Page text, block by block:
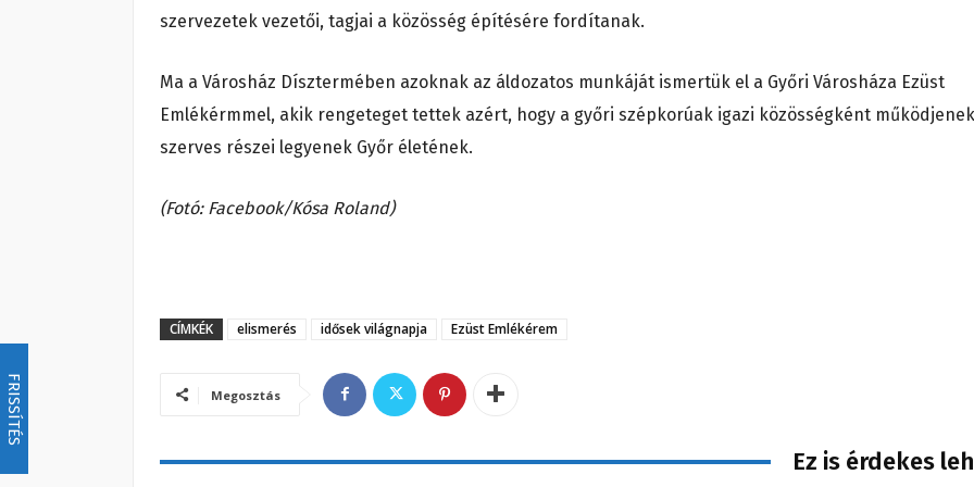
FRISSÍTÉS
szervezetek vezetői, tagjai a közösség építésére fordítanak.
Ma a Városház Dísztermében azoknak az áldozatos munkáját ismertük el a Győri Városháza Ezüst
Emlékérmmel, akik rengeteget tettek azért, hogy a győri szépkorúak igazi közösségként
szerves részei legyenek Győr életének.
(Fotó: Facebook/Kósa Roland)
CÍMKÉK elismerés idősek világnapja Ezüst Emlékérem
Megosztás
Ez is érdekes